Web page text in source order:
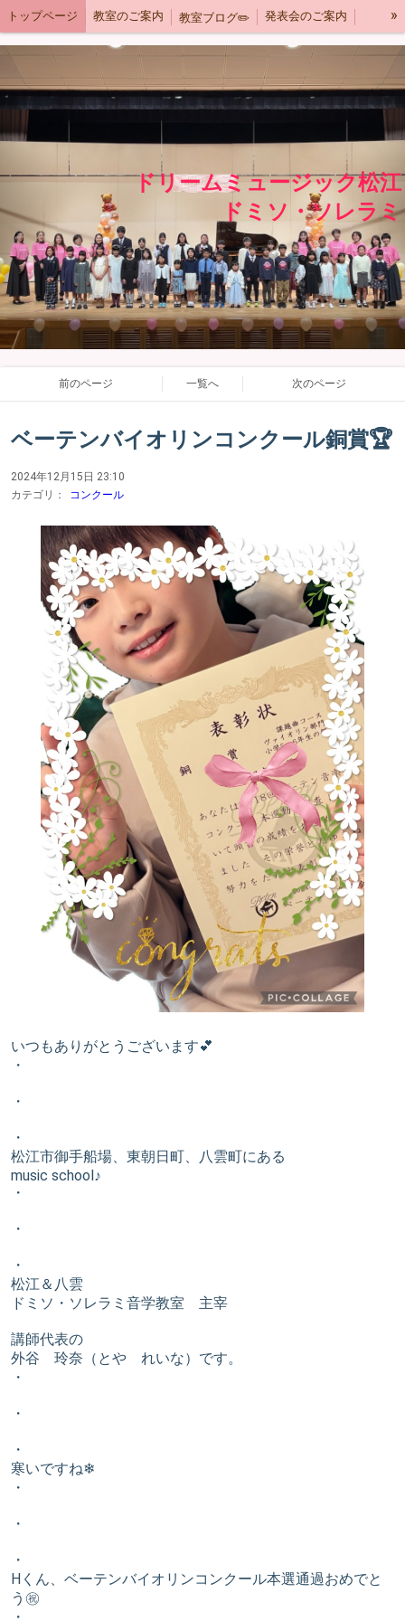
トップページ 教室のご案内 教室ブログ✏️ 発表会のご案内
規約 instagram ご予約はこちら
»
ドリームミュージック松江
ドミソ・ソレラミ
前のページ 一覧へ 次のページ
ベーテンバイオリンコンクール銅賞🏆️
2024年12月15日 23:10
カテゴリ：
コンクール
いつもありがとうございます💕
・
・
・
松江市御手船場、東朝日町、八雲町にある
music school♪
・
・
・
松江＆八雲
ドミソ・ソレラミ音学教室 主宰
講師代表の
外谷 玲奈（とや れいな）です。
・
・
・
寒いですね❄
・
・
・
Hくん、ベーテンバイオリンコンクール本選通過おめでと
う㊗️
・